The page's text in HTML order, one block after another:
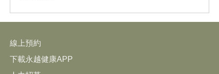
線上預約
下載永越健康APP